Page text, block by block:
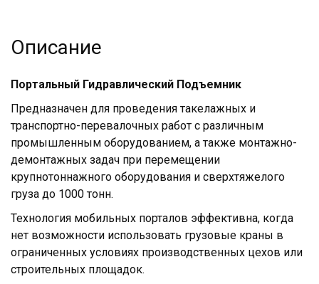
Описание
Портальный Гидравлический Подъемник
Предназначен для проведения такелажных и
транспортно-перевалочных работ с различным
промышленным оборудованием, а также монтажно-
демонтажных задач при перемещении
крупнотоннажного оборудования и сверхтяжелого
груза до 1000 тонн.
Технология мобильных порталов эффективна, когда
нет возможности использовать грузовые краны в
ограниченных условиях производственных цехов или
строительных площадок.